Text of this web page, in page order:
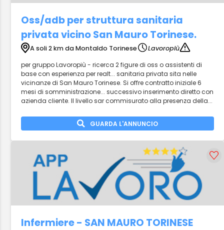
Oss/adb per struttura sanitaria
privata vicino San Mauro Torinese.
A soli 2 km da Montaldo Torinese
Lavoropiù
per gruppo Lavoropiù - ricerca 2 figure di oss o assistenti di
base con esperienza per realt... sanitaria privata sita nelle
vicinanze di San Mauro Torinese. Si offre contratto iniziale 6
mesi di somministrazione... successivo inserimento diretto con
azienda cliente. Il livello sar commisurato alla presenza della...
GUARDA L'ANNUNCIO
Infermiere - SAN MAURO TORINESE